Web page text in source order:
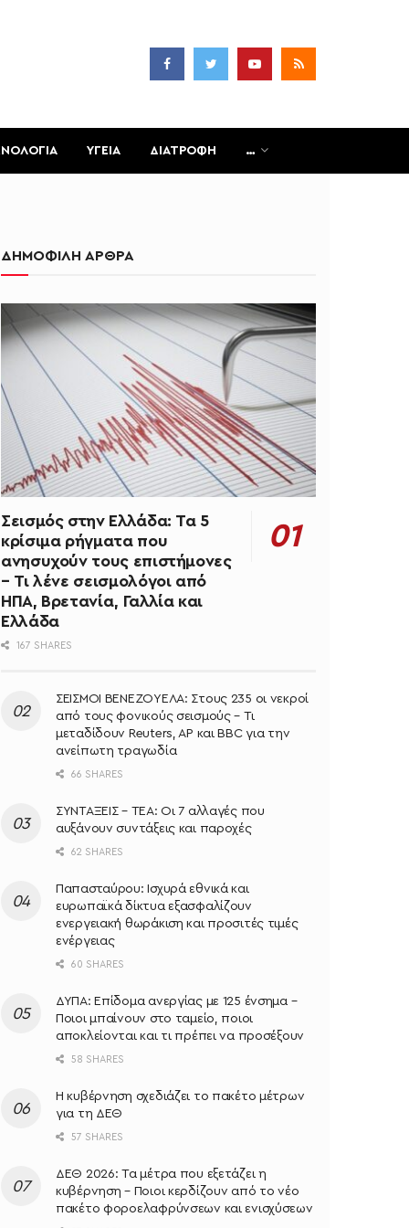
ΥΓΕΙΑ ΔΙΑΤΡΟΦΗ …
ΔΗΜΟΦΙΛΗ ΑΡΘΡΑ
Σεισμός στην Ελλάδα: Τα 5
κρίσιμα ρήγματα που
ανησυχούν τους επιστήμονες
– Τι λένε σεισμολόγοι από
ΗΠΑ, Βρετανία, Γαλλία και
Ελλάδα
167 SHARES
ΣΕΙΣΜΟΙ ΒΕΝΕΖΟΥΕΛΑ: Στους 235 οι νεκροί
από τους φονικούς σεισμούς – Τι
μεταδίδουν Reuters, AP και BBC για την
ανείπωτη τραγωδία
66 SHARES
ΣΥΝΤΑΞΕΙΣ – ΤΕΑ: Οι 7 αλλαγές που
αυξάνουν συντάξεις και παροχές
62 SHARES
Παπασταύρου: Ισχυρά εθνικά και
ευρωπαϊκά δίκτυα εξασφαλίζουν
ενεργειακή θωράκιση και προσιτές τιμές
ενέργειας
60 SHARES
ΔΥΠΑ: Επίδομα ανεργίας με 125 ένσημα –
Ποιοι μπαίνουν στο ταμείο, ποιοι
αποκλείονται και τι πρέπει να προσέξουν
58 SHARES
Η κυβέρνηση σχεδιάζει το πακέτο μέτρων
για τη ΔΕΘ
57 SHARES
ΔΕΘ 2026: Τα μέτρα που εξετάζει η
κυβέρνηση – Ποιοι κερδίζουν από το νέο
πακέτο φοροελαφρύνσεων και ενισχύσεων